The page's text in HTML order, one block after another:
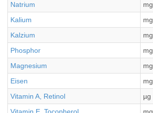
Natrium
mg
Kalium
mg
Kalzium
mg
Phosphor
mg
Magnesium
mg
Eisen
mg
Vitamin A, Retinol
µg